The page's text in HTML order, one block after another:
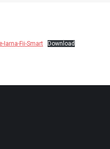
Iarna-Fii-Smart Download